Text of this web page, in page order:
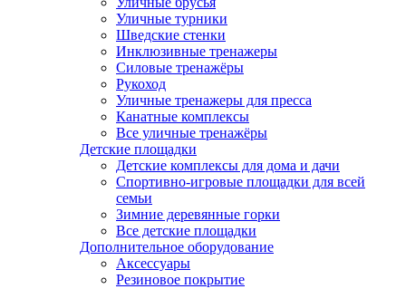
Уличные турники
Шведские стенки
Инклюзивные тренажеры
Силовые тренажёры
Рукоход
Уличные тренажеры для пресса
Канатные комплексы
Все уличные тренажёры
Детские площадки
Детские комплексы для дома и дачи
Спортивно-игровые площадки для всей
семьи
Зимние деревянные горки
Все детские площадки
Дополнительное оборудование
Аксессуары
Резиновое покрытие